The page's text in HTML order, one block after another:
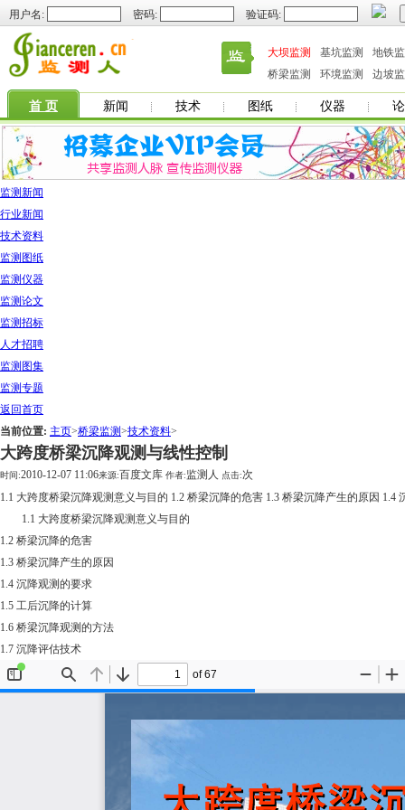
用户名: 密码: 验证码:
大坝监测 基坑监测
地铁
桥梁监测
环境监测 边坡
首 页 新闻 技术 图纸 仪器
监测新闻
行业新闻
技术资料
监测图纸
监测仪器
监测论文
监测招标
人才招聘
监测图集
监测专题
返回首页
当前位置: 主页>桥梁监测>技术资料>
大跨度桥梁沉降观测与线性控制
时间:2010-12-07 11:06来源:百度文库 作者:监测人 点击:次
1.1 大跨度桥梁沉降观测意义与目的 1.2 桥梁沉降的危害 1.3 桥梁沉降产生的原因
1.1 大跨度桥梁沉降观测意义与目的
1.2 桥梁沉降的危害
1.3 桥梁沉降产生的原因
1.4 沉降观测的要求
1.5 工后沉降的计算
1.6 桥梁沉降观测的方法
1.7 沉降评估技术